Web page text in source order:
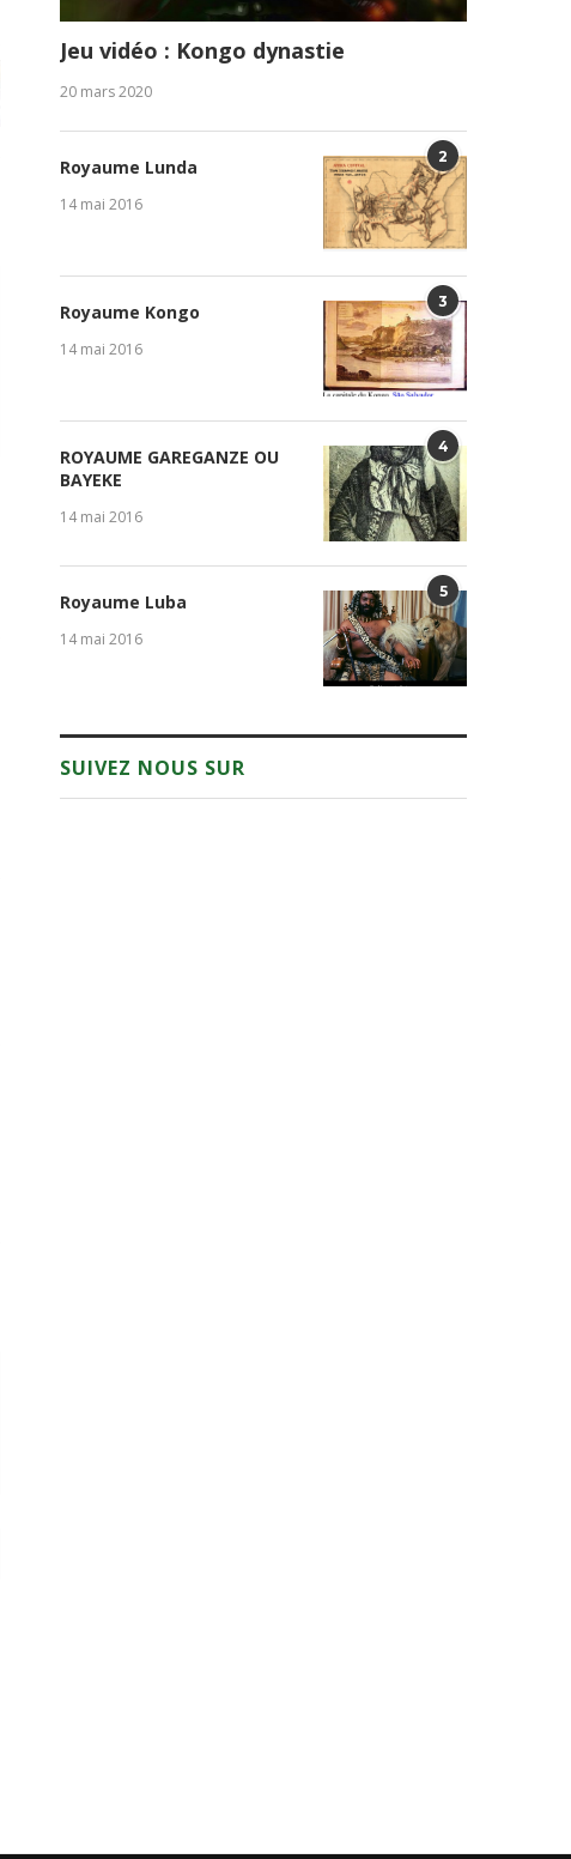
GENOCOST : la diaspora
congolaise refuse l’oubli et...
Table de Yaya : Entre
responsabilités précoces
Jeu vidéo : Kongo dynastie
20 mars 2020
2
Royaume Lunda
14 mai 2016
3
Royaume Kongo
14 mai 2016
4
ROYAUME GAREGANZE OU
BAYEKE
14 mai 2016
5
Royaume Luba
14 mai 2016
SUIVEZ NOUS SUR